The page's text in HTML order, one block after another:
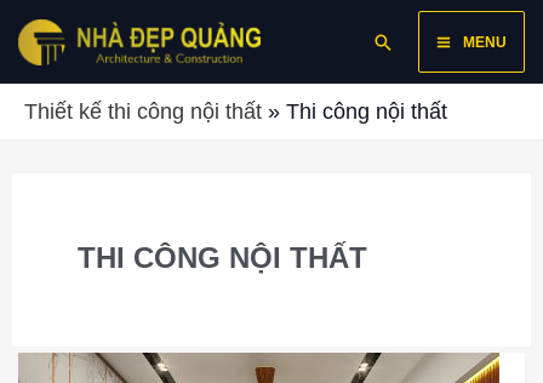
Skip
SearchMain
Menu
MENU
Thiết kế thi công nội thất » Thi công nội thất
THI CÔNG NỘI THẤT
Tư